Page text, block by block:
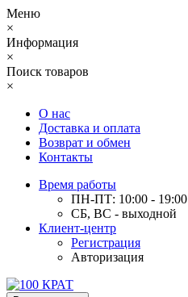
Меню
×
Информация
×
Поиск товаров
×
О нас
Доставка и оплата
Возврат и обмен
Контакты
Время работы
ПН-ПТ: 10:00 - 19:00
СБ, ВС - выходной
Клиент-центр
Регистрация
Авторизация